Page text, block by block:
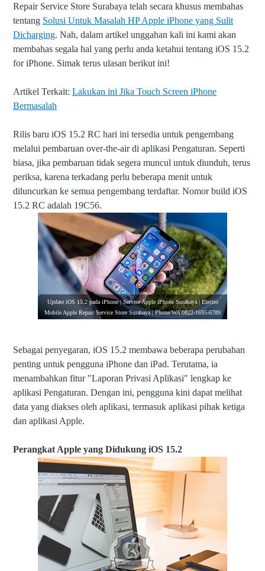
Repair Service Store Surabaya telah secara khusus membahas
tentang Solusi Untuk Masalah HP Apple iPhone yang Sulit
Dicharging. Nah, dalam artikel unggahan kali ini kami akan
membahas segala hal yang perlu anda ketahui tentang iOS 15.2
for iPhone. Simak terus ulasan berikut ini!
Artikel Terkait: Lakukan ini Jika Touch Screen iPhone
Bermasalah
Rilis baru iOS 15.2 RC hari ini tersedia untuk pengembang
melalui pembaruan over-the-air di aplikasi Pengaturan. Seperti
biasa, jika pembaruan tidak segera muncul untuk diunduh, terus
periksa, karena terkadang perlu beberapa menit untuk
diluncurkan ke semua pengembang terdaftar. Nomor build iOS
15.2 RC adalah 19C56.
Update iOS 15.2 pada iPhone | Service Apple iPhone Surabaya | Electro
Mobile Apple Repair Service Store Surabaya | Phone/WA 0822-1695-6789
Sebagai penyegaran, iOS 15.2 membawa beberapa perubahan
penting untuk pengguna iPhone dan iPad. Terutama, ia
menambahkan fitur "Laporan Privasi Aplikasi" lengkap ke
aplikasi Pengaturan. Dengan ini, pengguna kini dapat melihat
data yang diakses oleh aplikasi, termasuk aplikasi pihak ketiga
dan aplikasi Apple.
Perangkat Apple yang Didukung iOS 15.2